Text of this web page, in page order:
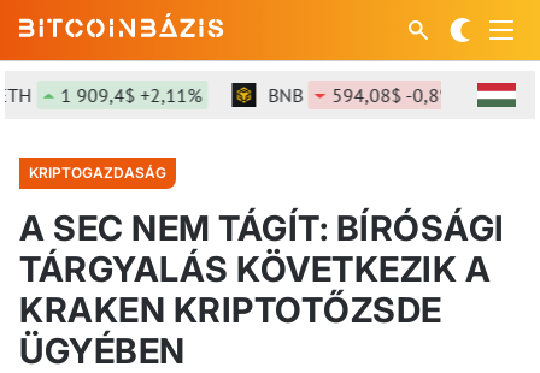
1 909,4$ +2,11% BNB 594,08$ -0,8% SOL
KRIPTOGAZDASÁG
A SEC NEM TÁGÍT: BÍRÓSÁGI
TÁRGYALÁS KÖVETKEZIK A
KRAKEN KRIPTOTŐZSDE
ÜGYÉBEN